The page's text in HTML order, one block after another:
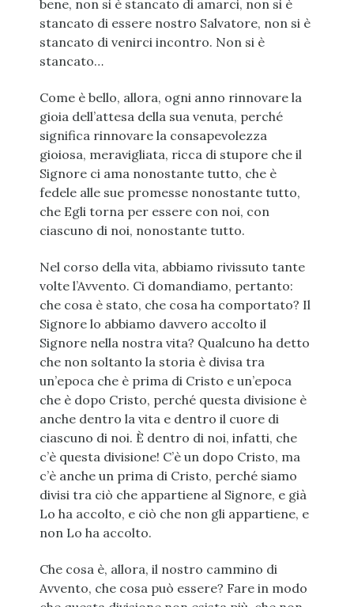
bene, non si è stancato di amarci, non si è
stancato di essere nostro Salvatore, non si è
stancato di venirci incontro. Non si è
stancato…
Come è bello, allora, ogni anno rinnovare la
gioia dell’attesa della sua venuta, perché
significa rinnovare la consapevolezza
gioiosa, meravigliata, ricca di stupore che il
Signore ci ama nonostante tutto, che è
fedele alle sue promesse nonostante tutto,
che Egli torna per essere con noi, con
ciascuno di noi, nonostante tutto.
Nel corso della vita, abbiamo rivissuto tante
volte l’Avvento. Ci domandiamo, pertanto:
che cosa è stato, che cosa ha comportato? Il
Signore lo abbiamo davvero accolto il
Signore nella nostra vita? Qualcuno ha detto
che non soltanto la storia è divisa tra
un’epoca che è prima di Cristo e un’epoca
che è dopo Cristo, perché questa divisione è
anche dentro la vita e dentro il cuore di
ciascuno di noi. È dentro di noi, infatti, che
c’è questa divisione! C’è un dopo Cristo, ma
c’è anche un prima di Cristo, perché siamo
divisi tra ciò che appartiene al Signore, e già
Lo ha accolto, e ciò che non gli appartiene, e
non Lo ha accolto.
Che cosa è, allora, il nostro cammino di
Avvento, che cosa può essere? Fare in modo